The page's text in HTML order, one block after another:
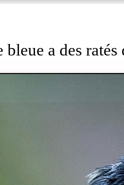
bleue a des